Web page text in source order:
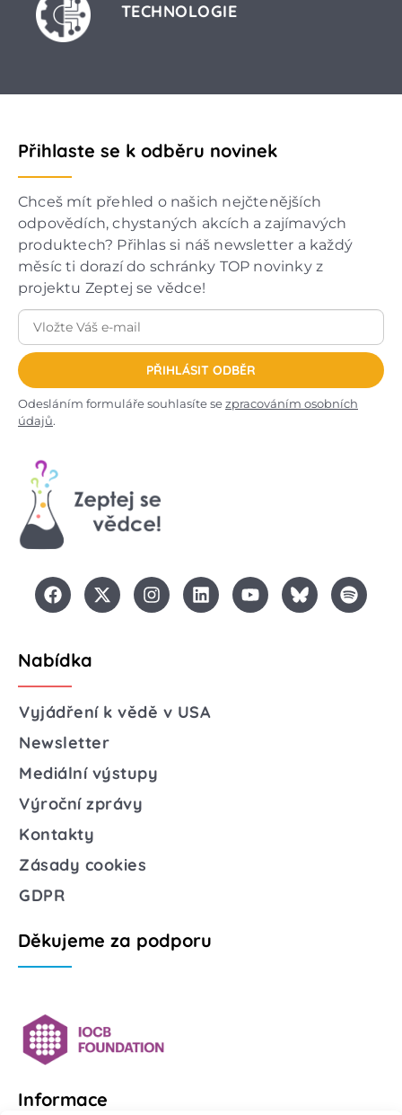
TECHNOLOGIE
Přihlaste se k odběru novinek
Chceš mít přehled o našich nejčtenějších
odpovědích, chystaných akcích a zajímavých
produktech? Přihlas si náš newsletter a každý
měsíc ti dorazí do schránky TOP novinky z
projektu Zeptej se vědce!
PŘIHLÁSIT ODBĚR
Odesláním formuláře souhlasíte sezpracováním osobních
údajů.
Nabídka
Vyjádření k vědě v USA
Newsletter
Mediální výstupy
Výroční zprávy
Kontakty
Zásady cookies
GDPR
Děkujeme za podporu
Informace